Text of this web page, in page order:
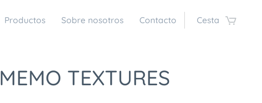
Productos Sobre nosotros Contacto Cesta
MEMO TEXTURES